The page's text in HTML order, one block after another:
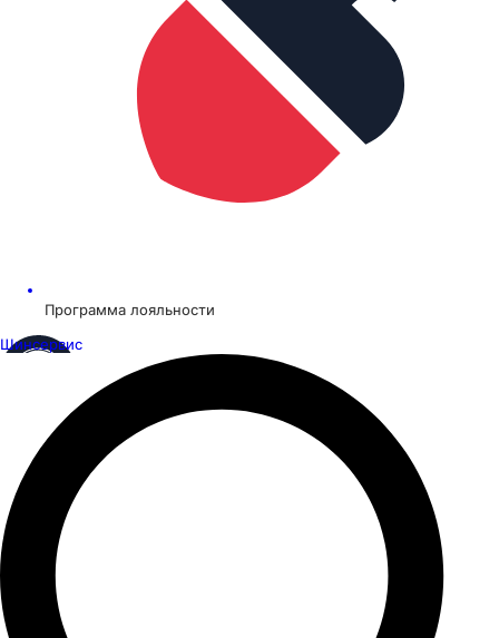
Программа лояльности
Шинсервис